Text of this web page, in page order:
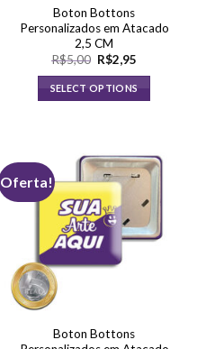
Boton Bottons
Personalizados em Atacado
2,5 CM
R$5,00 O
preço
original
era:
R$5,00.
R$2,95
atual
é:
R$2,95.
SELECT OPTIONS
Oferta!
Boton Bottons